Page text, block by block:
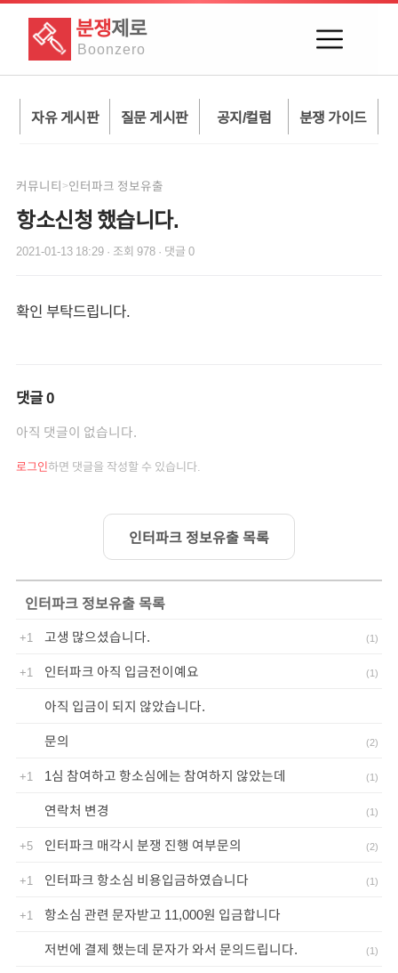
분쟁제로
Boonzero
자유 게시판 질문 게시판 공지/컬럼 분쟁 가이드
커뮤니티>인터파크 정보유출
항소신청 했습니다.
2021-01-13 18:29 · 조회 978 · 댓글 0
확인 부탁드립니다.
댓글0
아직 댓글이 없습니다.
로그인하면 댓글을 작성할 수 있습니다.
인터파크 정보유출 목록
인터파크 정보유출목록
+1 고생 많으셨습니다. (1)
+1 인터파크 아직 입금전이예요 (1)
아직 입금이 되지 않았습니다.
문의
(2)
+1 1심 참여하고 항소심에는 참여하지 않았는데 (1)
연락처 변경 (1)
+5 인터파크 매각시 분쟁 진행 여부문의 (2)
+1 인터파크 항소심 비용입금하였습니다 (1)
+1
항소심 관련 문자받고 11,000원 입금합니다
저번에 결제 했는데 문자가 와서 문의드립니다.
(1)